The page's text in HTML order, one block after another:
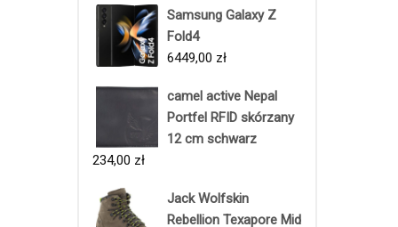
Samsung Galaxy Z
Fold4
6449,00 zł
camel active Nepal
Portfel RFID skórzany
12 cm schwarz
234,00 zł
Jack Wolfskin
Rebellion Texapore Mid